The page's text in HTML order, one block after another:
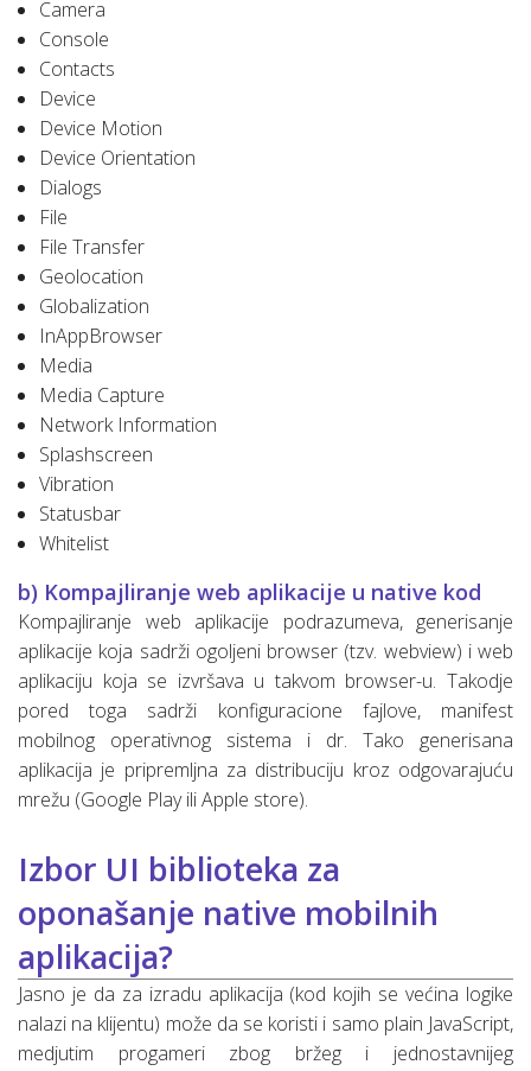
Camera
Console
Contacts
Device
Device Motion
Device Orientation
Dialogs
File
File Transfer
Geolocation
Globalization
InAppBrowser
Media
Media Capture
Network Information
Splashscreen
Vibration
Statusbar
Whitelist
b) Kompajliranje web aplikacije u native kod
Kompajliranje web aplikacije podrazumeva, generisanje
aplikacije koja sadrži ogoljeni browser (tzv. webview) i web
aplikaciju koja se izvršava u takvom browser-u. Takodje
pored toga sadrži konfiguracione fajlove, manifest
mobilnog operativnog sistema i dr. Tako generisana
aplikacija je pripremljna za distribuciju kroz odgovarajuću
mrežu (Google Play ili Apple store).
Izbor UI biblioteka za
oponašanje native mobilnih
aplikacija?
Jasno je da za izradu aplikacija (kod kojih se većina logike
nalazi na klijentu) može da se koristi i samo plain JavaScript,
medjutim progameri zbog bržeg i jednostavnijeg